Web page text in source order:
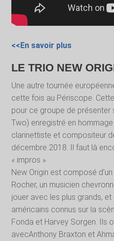
<<En savoir plus
LE TRIO NEW
Une autre tournée
cette fois au Périscope.
pour ce groupe de présenter
Two) enregistré en
clarinettiste et compositeur
décembre 2018. Il faut là
« impros »
New Origin est composé
Rocher, un musicien
jouer avec les plus grands, et
américains connus sur la
Fonda et Harvey Sorgen. Ils
avecAnthony Braxton et